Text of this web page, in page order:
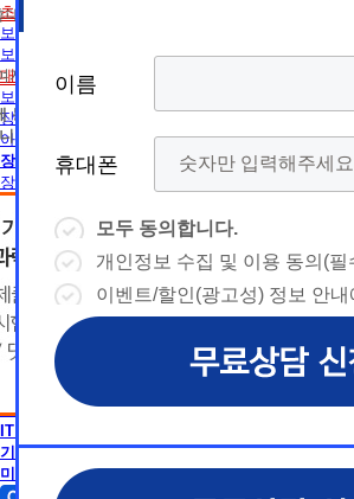
초보길잡이
보육교사란
보육교사2급 취득방법
대면수업일정
보육교사1급 취득방법
장애영유아 보육교사란
아동학사/전문학사
장애영유아 보육교사
장애영유아 보육교사란
CPA (공인회계사)란
경영학이란
자격증 정보
독학사 정보
편입 정보
심리학
심리학이란
AICPA (미국공인회계사)란
IT 공학
기사 · 산업기사
미용학
폰
* 날짜입력 키보드 사용법
- page up/down 키 = 다음달/이전
- ctrl+ 방향키 좌,우, 위, 아래 = 날
짜선택
날짜선택
날
선
예
간
상담내용(필수)
수강신청
문의
상담 희망내용 (선택)
폰
* 날짜입력 키보드 사용법
- page up/down 키 = 다음달/이전
- ctrl+ 방향키 좌,우, 위, 아래 = 날
짜선택
전달
- ctrl+ 방향키 좌,우, 위, 아래 =
날짜선택
날
짜
예
상담내용(필수)
수강신청
문의
이름
휴대폰
모두 동의합니다.
개인정보 수집 및 이용 동의(필
이벤트/할인(광고성) 정보 안
◆ 개인정보 수집 · 이용 동의
1. 개인정보 수집·이용 목적
1) 무료상담 진행 및 문의 사항 응대,
제공, 상담 이력 관리 및 상담 관련 분
2) 광고성 정보 수신에 별도
이름
휴대폰
모두 동의합니다.
개인정보 수집 및 이용 동의(필
이벤트/할인(광고성) 정보 안
◆ 개인정보 수집 · 이용 동의
1. 개인정보 수집·이용 목적
1) 무료상담 진행 및 문의 사항 응대,
제공, 상담 이력 관리 및 상담 관련 분
2) 광고성 정보 수신에 별도
이름
휴대폰
모두 동의합니다.
개인정보 수집 및 이용 동의(필
이벤트/할인(광고성) 정보 안
◆ 개인정보 수집 · 이용 동의
1. 개인정보 수집·이용 목적
1) 무료상담 진행 및 문의 사항 응대,
제공, 상담 이력 관리 및 상담 관련 분
2) 광고성 정보 수신에 별도
이름
휴대폰
모두 동의합니다.
개인정보 수집 및 이용 동의(필
이벤트/할인(광고성) 정보 안
폰 번호
의 해지나 개인정보 삭제요청 시까지
동의하지 않을 수 있습니다.
다.